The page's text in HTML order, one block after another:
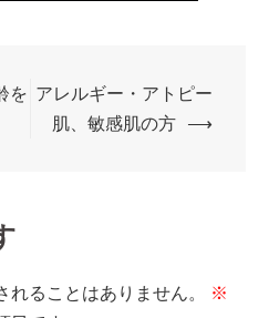
を アレルギー・アトピー
肌、敏感肌の方 ⟶
れることはありません。
※